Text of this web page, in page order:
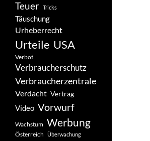
Teuer Tricks
Täuschung
Urheberrecht
Urteile USA
Verbot
Verbraucherschutz
Verbraucherzentrale
Verdacht Vertrag
Video Vorwurf
Wachstum Werbung
Österreich Überwachung